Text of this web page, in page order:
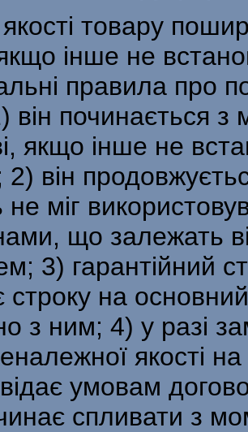
якості товару
інше не
правила про
він починається
якщо інше не
він
не міг
що залежать
3) гарантійний
строку на
з ним; 4) у разі
якості
умовам
спливати з